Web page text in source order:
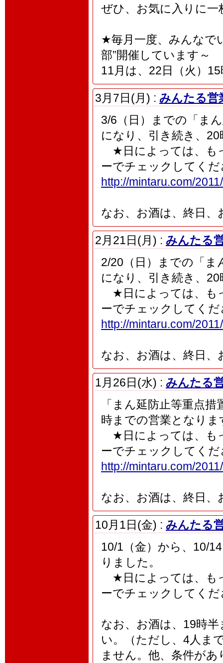
ぜひ、お気に入りに
★毎月一度、みんなで
部”開催しています～
11月は、22日（火）
3月7日(月) : みんたる営
3/6（日）までの「ま
になり、引き続き、
★日によっては、も
ーでチェックしてく
http://mintaru.com/
なお、お酒は、終日
2月21日(月) : みんたる
2/20（日）までの「ま
になり、引き続き、
★日によっては、も
ーでチェックしてく
http://mintaru.com/
なお、お酒は、終日
1月26日(水) : みんたる
「まん延防止等重点
時までの営業となりま
★日によっては、も
ーでチェックしてく
http://mintaru.com/
なお、お酒は、終日
10月1日(金) : みんたる
10/1（金）から、10/
りました。
★日によっては、も
ーでチェックしてく
なお、お酒は、19時
い。（ただし、4人ま
ません。他、条件があ